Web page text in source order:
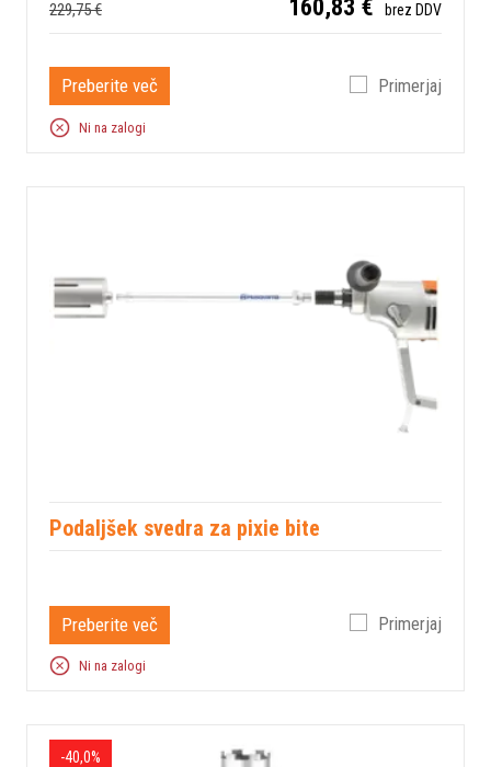
229,75 € 160,83 € brez DDV
Preberite več Primerjaj
Ni na zalogi
Podaljšek svedra za pixie bite
Preberite več Primerjaj
Ni na zalogi
-40,0%